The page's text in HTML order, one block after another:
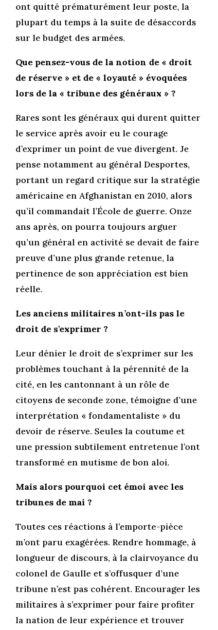
ont quitté prématurément leur poste, la
plupart du temps à la suite de désaccords
sur le budget des armées.
Que pensez-vous de la notion de « droit
de réserve » et de « loyauté » évoquées
lors de la « tribune des généraux » ?
Rares sont les généraux qui durent quitter
le service après avoir eu le courage
d’exprimer un point de vue divergent. Je
pense notamment au général Desportes,
portant un regard critique sur la stratégie
américaine en Afghanistan en 2010, alors
qu’il commandait l’École de guerre. Onze
ans après, on pourra toujours arguer
qu’un général en activité se devait de faire
preuve d’une plus grande retenue, la
pertinence de son appréciation est bien
réelle.
Les anciens militaires n’ont-ils pas le
droit de s’exprimer ?
Leur dénier le droit de s’exprimer sur les
problèmes touchant à la pérennité de la
cité, en les cantonnant à un rôle de
citoyens de seconde zone, témoigne d’une
interprétation « fondamentaliste » du
devoir de réserve. Seules la coutume et
une pression subtilement entretenue l’ont
transformé en mutisme de bon aloi.
Mais alors pourquoi cet émoi avec les
tribunes de mai ?
Toutes ces réactions à l’emporte-pièce
m’ont paru exagérées. Rendre hommage, à
longueur de discours, à la clairvoyance du
colonel de Gaulle et s’offusquer d’une
tribune n’est pas cohérent. Encourager les
militaires à s’exprimer pour faire profiter
la nation de leur expérience et trouver